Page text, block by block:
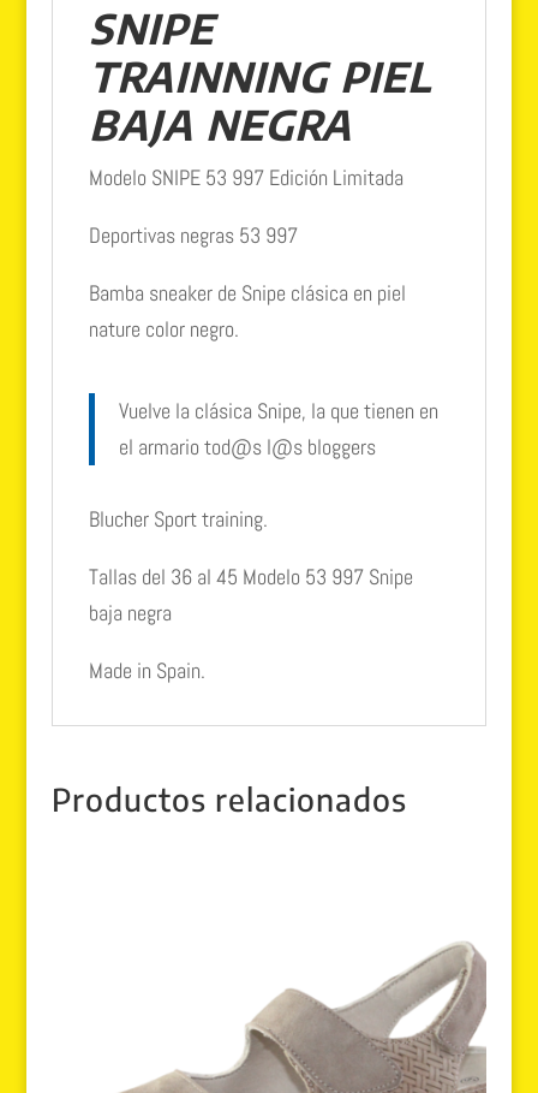
SNIPE
TRAINNING PIEL
BAJA NEGRA
Modelo SNIPE 53 997 Edición Limitada
Deportivas negras 53 997
Bamba sneaker de Snipe clásica en piel
nature color negro.
Vuelve la clásica Snipe, la que tienen en
el armario tod@s l@s bloggers
Blucher Sport training.
Tallas del 36 al 45 Modelo 53 997 Snipe
baja negra
Made in Spain.
Productos relacionados